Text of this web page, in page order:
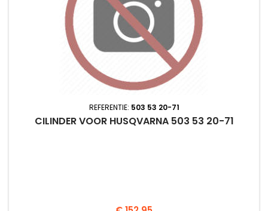
REFERENTIE: 503 53 20-71
CILINDER VOOR HUSQVARNA 503 53 20-71